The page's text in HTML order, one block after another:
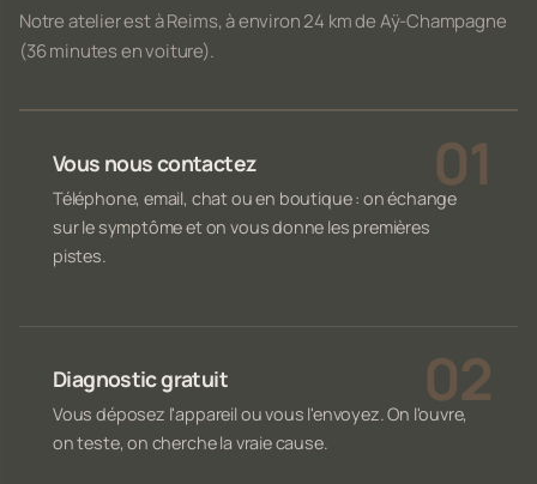
Notre atelier est à Reims, à environ 24 km de Aÿ-Champagne
(36 minutes en voiture).
Vous nous contactez
Téléphone, email, chat ou en boutique : on échange
sur le symptôme et on vous donne les premières
pistes.
Diagnostic gratuit
Vous déposez l'appareil ou vous l'envoyez. On l'ouvre,
on teste, on cherche la vraie cause.